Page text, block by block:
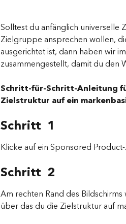
Solltest du anfänglich universelle
Zielgruppe ansprechen wollen,
ausgerichtet ist, dann haben wir
zusammengestellt, damit du den
Schritt-für-Schritt-Anleitung
Zielstruktur auf ein
Schritt  1
Klicke auf ein Sponsored
Schritt  2
Am rechten Rand des
über das du die Zielstruktur auf